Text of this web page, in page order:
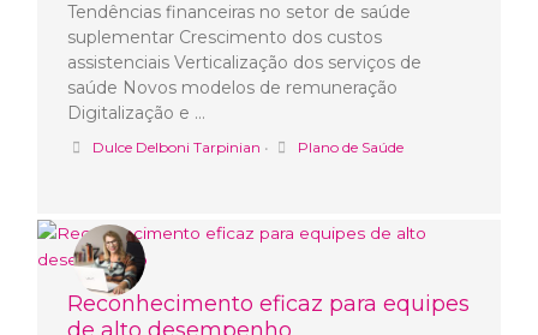
Tendências financeiras no setor de saúde
suplementar Crescimento dos custos
assistenciais Verticalização dos serviços de
saúde Novos modelos de remuneração
Digitalização e …
Dulce Delboni Tarpinian • Plano de Saúde
Reconhecimento eficaz para equipes